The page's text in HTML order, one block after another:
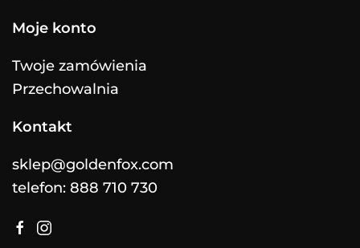
Moje konto
Twoje zamówienia
Przechowalnia
Kontakt
sklep@goldenfox.com
telefon: 888 710 730